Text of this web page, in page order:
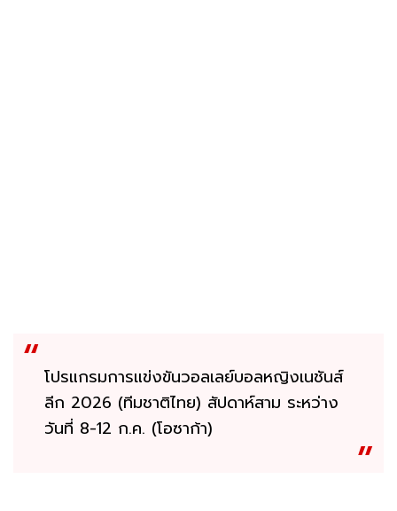
โปรแกรมการแข่งขันวอลเลย์บอลหญิงเนชันส์
ลีก 2026 (ทีมชาติไทย) สัปดาห์สาม ระหว่าง
วันที่ 8-12 ก.ค. (โอซาก้า)